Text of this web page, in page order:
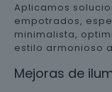
Aplicamos
empotrados,
minimalista,
estilo armonioso
Mejoras de